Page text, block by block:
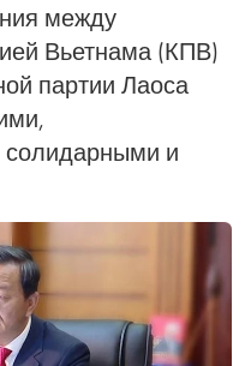
между
Вьетнама (КПВ)
партии Лаоса
и